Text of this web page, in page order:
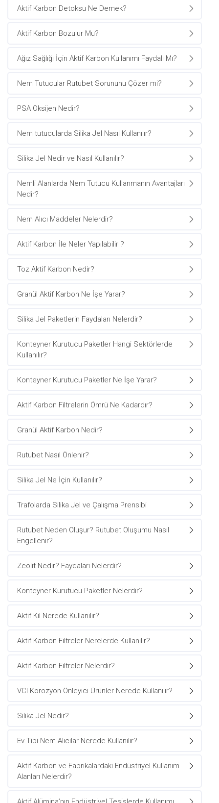
Aktif Karbon Detoksu Ne Demek?
Aktif Karbon Bozulur Mu?
Ağız Sağlığı İçin Aktif Karbon Kullanımı Faydalı Mı?
Nem Tutucular Rutubet Sorununu Çözer mi?
PSA Oksijen Nedir?
Nem tutucularda Silika Jel Nasıl Kullanılır?
Silika Jel Nedir ve Nasıl Kullanılır?
Nemli Alanlarda Nem Tutucu Kullanmanın Avantajları
Nedir?
Nem Alıcı Maddeler Nelerdir?
Aktif Karbon İle Neler Yapılabilir ?
Toz Aktif Karbon Nedir?
Granül Aktif Karbon Ne İşe Yarar?
Silika Jel Paketlerin Faydaları Nelerdir?
Konteyner Kurutucu Paketler Hangi Sektörlerde
Kullanılır?
Konteyner Kurutucu Paketler Ne İşe Yarar?
Aktif Karbon Filtrelerin Ömrü Ne Kadardır?
Granül Aktif Karbon Nedir?
Rutubet Nasıl Önlenir?
Silika Jel Ne İçin Kullanılır?
Trafolarda Silika Jel ve Çalışma Prensibi
Rutubet Neden Oluşur? Rutubet Oluşumu Nasıl
Engellenir?
Zeolit Nedir? Faydaları Nelerdir?
Konteyner Kurutucu Paketler Nelerdir?
Aktif Kil Nerede Kullanılır?
Aktif Karbon Filtreler Nerelerde Kullanılır?
Aktif Karbon Filtreler Nelerdir?
VCI Korozyon Önleyici Ürünler Nerede Kullanılır?
Silika Jel Nedir?
Ev Tipi Nem Alıcılar Nerede Kullanılır?
Aktif Karbon ve Fabrikalardaki Endüstriyel Kullanım
Alanları Nelerdir?